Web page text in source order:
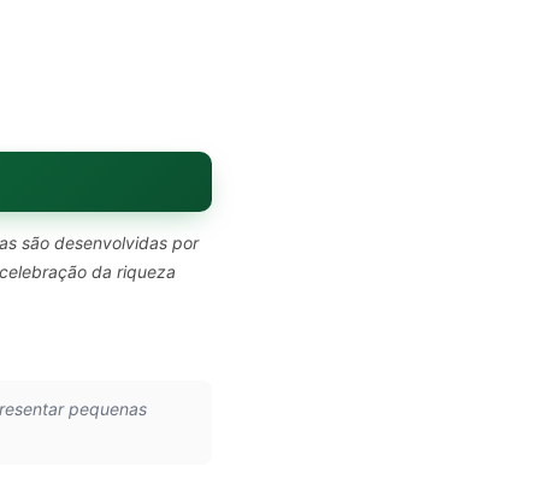
são desenvolvidas por
da riqueza
pequenas